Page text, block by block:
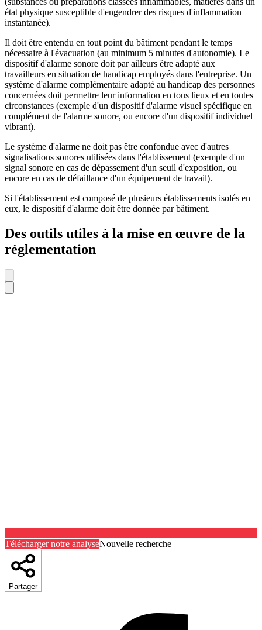
état physique susceptible d'engendrer des risques d'inflammation
instantanée).
Il doit être entendu en tout point du bâtiment pendant le temps
nécessaire à l'évacuation (au minimum 5 minutes d'autonomie). Le
dispositif d'alarme sonore doit par ailleurs être adapté aux
travailleurs en situation de handicap employés dans l'entreprise. Un
système d'alarme complémentaire adapté au handicap des personnes
concernées doit permettre leur information en tous lieux et en toutes
circonstances (exemple d'un dispositif d'alarme visuel spécifique en
complément de l'alarme sonore, ou encore d'un dispositif individuel
vibrant).
Le système d'alarme ne doit pas être confondue avec d'autres
signalisations sonores utilisées dans l'établissement (exemple d'un
signal sonore en cas de dépassement d'un seuil d'exposition, ou
encore en cas de défaillance d'un équipement de travail).
Si l'établissement est composé de plusieurs établissements isolés en
eux, le dispositif d'alarme doit être donnée par bâtiment.
Des outils utiles à la mise en œuvre de la
réglementation
Télécharger notre analyseNouvelle recherche
Partager